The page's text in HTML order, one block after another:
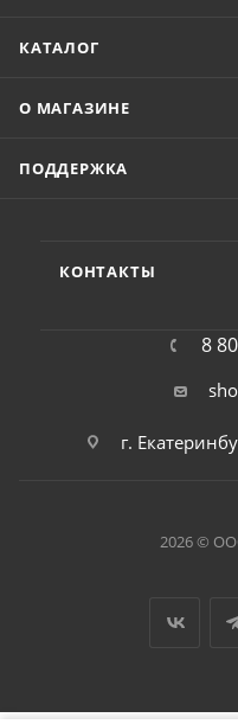
КАТАЛОГ
О МАГАЗИНЕ
ПОДДЕРЖКА
КОНТАКТЫ
8
г.
2026 ©